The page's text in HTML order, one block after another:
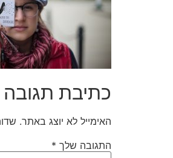
כתיבת תגובה
האימייל לא יוצג באתר.
התגובה שלך *